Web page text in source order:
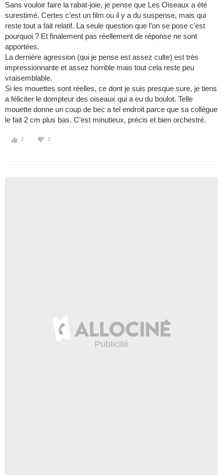
Sans vouloir faire la rabat-joie, je pense que Les Oiseaux a été
surestimé. Certes c’est un film ou il y a du suspense, mais qui
reste tout a fait relatif. La seule question que l’on se pose c’est
pourquoi ? Et finalement pas réellement de réponse ne sont
apportées.
La dernière agression (qui je pense est assez culte) est très
impressionnante et assez horrible mais tout cela reste peu
vraisemblable.
Si les mouettes sont réelles, ce dont je suis presque sure, je tiens
a féliciter le dompteur des oiseaux qui a eu du boulot. Telle
mouette donne un coup de bec a tel endroit parce que sa collègue
le fait 2 cm plus bas. C’est minutieux, précis et bien orchestré.
2 2